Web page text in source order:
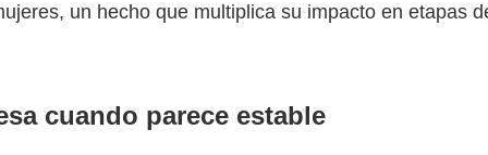
un hecho que multiplica su impacto en etapas
cuando parece estable